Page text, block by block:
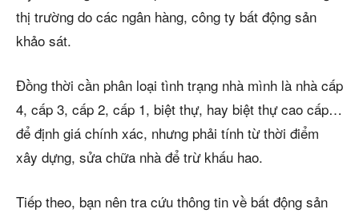
thị trường do các ngân hàng, công ty bất động sản
khảo sát.
Đồng thời cần phân loại tình trạng nhà mình là nhà cấp
4, cấp 3, cấp 2, cấp 1, biệt thự, hay biệt thự cao cấp…
để định giá chính xác, nhưng phải tính từ thời điểm
xây dựng, sửa chữa nhà để trừ khấu hao.
Tiếp theo, bạn nên tra cứu thông tin về bất động sản